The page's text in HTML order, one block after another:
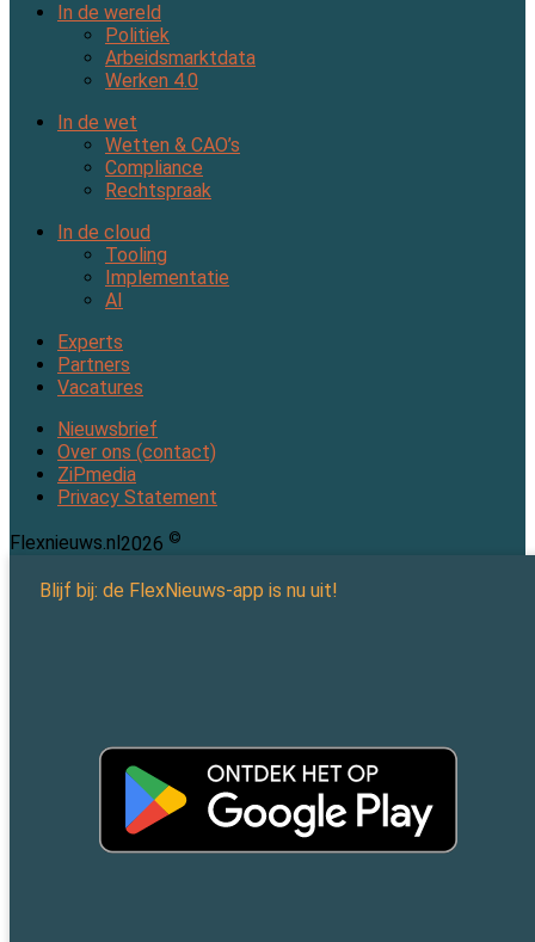
In de wereld
Politiek
Arbeidsmarktdata
Werken 4.0
In de wet
Wetten & CAO’s
Compliance
Rechtspraak
In de cloud
Tooling
Implementatie
AI
Experts
Partners
Vacatures
Nieuwsbrief
Over ons (contact)
ZiPmedia
Privacy Statement
Flexnieuws.nl 2026 ©
Blijf bij: de FlexNieuws-app is nu uit!